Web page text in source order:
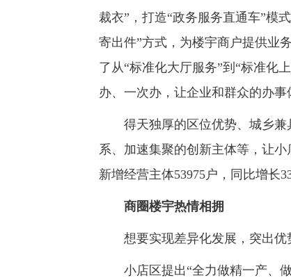
裁衣”，打造“政务服务直通车”模
寄出件”方式，为楼宇商户提供业
了从“标准化大厅服务”到“标准化
办、一次办，让企业和群众的办事
得天独厚的区位优势、城乡兼
系、加速集聚的创新主体等，让
新增经营主体53975户，同比增长
商圈楼宇热情相拥
想要实现差异化发展，突出优
小店区提出“全力做精一产、做